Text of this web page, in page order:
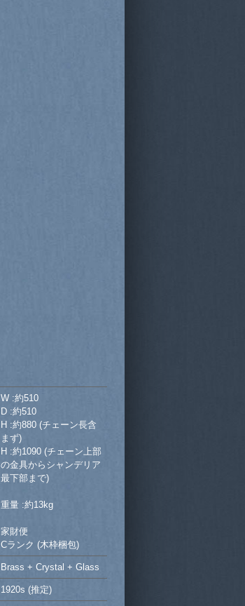
W :約510
D :約510
H :約880 (チェーン長含
まず)
H :約1090 (チェーン上部
の金具からシャンデリア
最下部まで)
重量 :約13kg
家財便
Cランク (木枠梱包)
Brass + Crystal + Glass
1920s (推定)